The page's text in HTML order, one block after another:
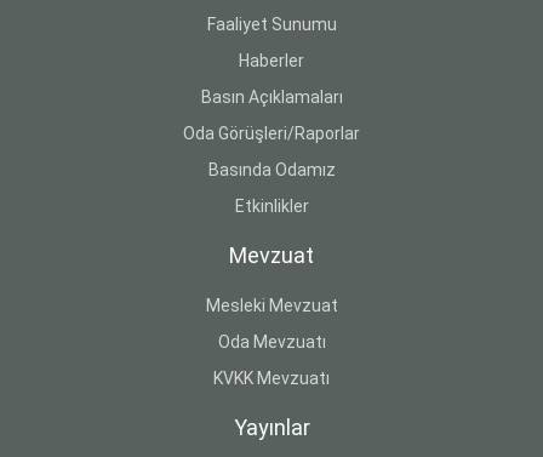
Faaliyet Sunumu
Haberler
Basın Açıklamaları
Oda Görüşleri/Raporlar
Basında Odamız
Etkinlikler
Mevzuat
Mesleki Mevzuat
Oda Mevzuatı
KVKK Mevzuatı
Yayınlar